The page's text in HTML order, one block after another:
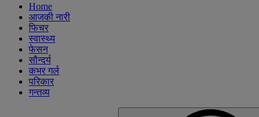
Home
आजकी नारी
फिचर
स्वास्थ्य
फेसन
सौन्दर्य
कभर गर्ल
परिकार
गन्तव्य